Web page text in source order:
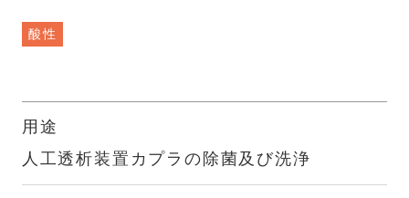
酸性
用途
人工透析装置カプラの除菌及び洗浄